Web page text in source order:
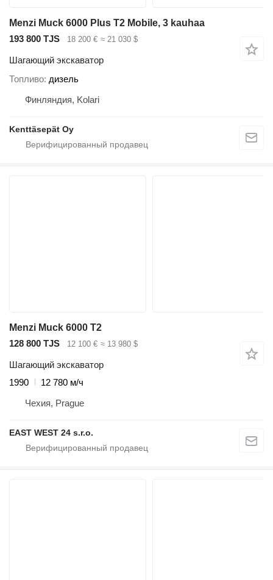
Menzi Muck 6000 Plus T2 Mobile, 3 kauhaa
193 800 TJS
18 200 € ≈ 21 030 $
Шагающий экскаватор
Топливо дизель
Финляндия, Kolari
Kenttäsepät Oy
Menzi Muck 6000 T2
128 800 TJS
12 100 € ≈ 13 980 $
Шагающий экскаватор
1990
12 780 м/ч
Чехия, Prague
EAST WEST 24 s.r.o.